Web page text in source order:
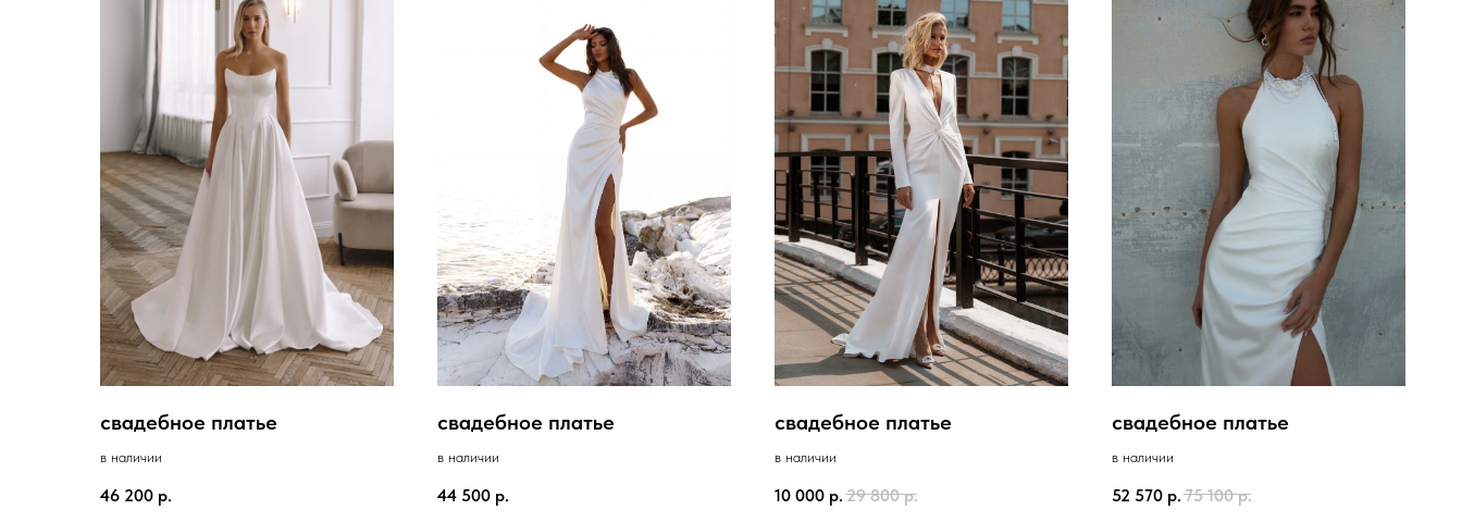
свадебное платье
в наличии
46 200 р.
свадебное платье
в наличии
44 500 р.
свадебное платье
в наличии
10 000 р. 29 800 р.
свадебное платье
в наличии
52 570 р. 75 100 р.